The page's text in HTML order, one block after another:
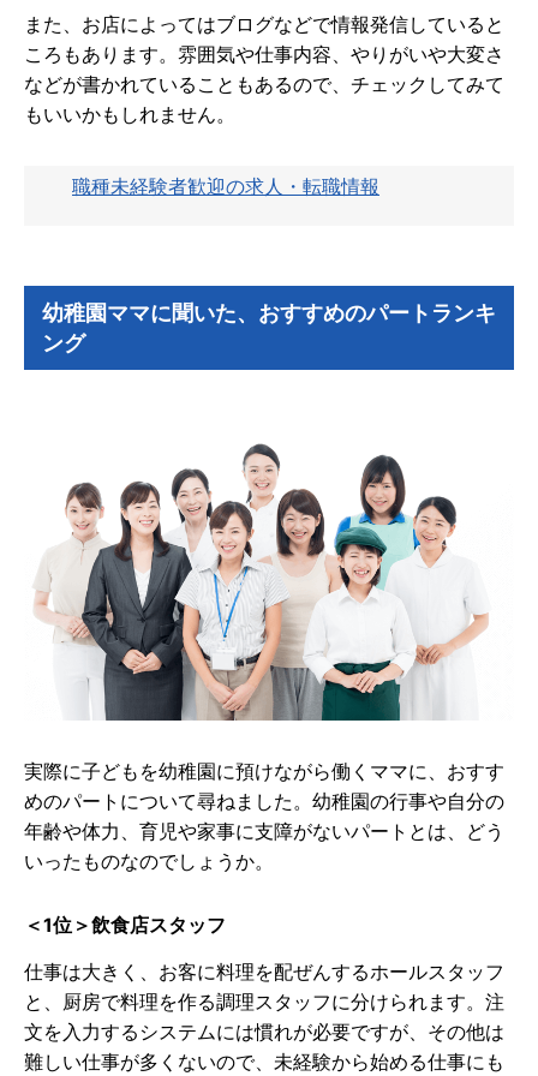
また、お店によってはブログなどで情報発信していると
ころもあります。雰囲気や仕事内容、やりがいや大変さ
などが書かれていることもあるので、チェックしてみて
もいいかもしれません。
職種未経験者歓迎の求人・転職情報
幼稚園ママに聞いた、おすすめのパートランキ
ング
実際に子どもを幼稚園に預けながら働くママに、おすす
めのパートについて尋ねました。幼稚園の行事や自分の
年齢や体力、育児や家事に支障がないパートとは、どう
いったものなのでしょうか。
＜1位＞飲食店スタッフ
仕事は大きく、お客に料理を配ぜんするホールスタッフ
と、厨房で料理を作る調理スタッフに分けられます。注
文を入力するシステムには慣れが必要ですが、その他は
難しい仕事が多くないので、未経験から始める仕事にも